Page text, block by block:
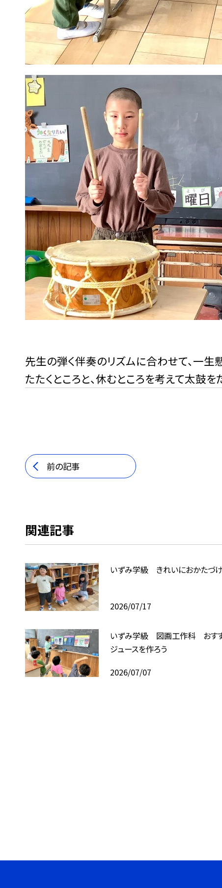
先生の弾く伴奏のリズムに合わせて、一生
たたくところと、休むところを考えて太鼓を
前の記事
関連記事
いずみ学級 きれいにおかたづけ
2026/07/17
いずみ学級 図画工作科 おす
ジュースを作ろう
2026/07/07